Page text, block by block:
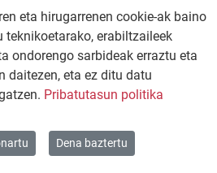
agurain | Todos los derechos reservados.
eta hirugarrenen cookie-ak baino
teknikoetarako, erabiltzaileek
ondorengo sarbideak erraztu eta
daitezen, eta ez ditu datu
Pribatutasun politika
Dena baztertu